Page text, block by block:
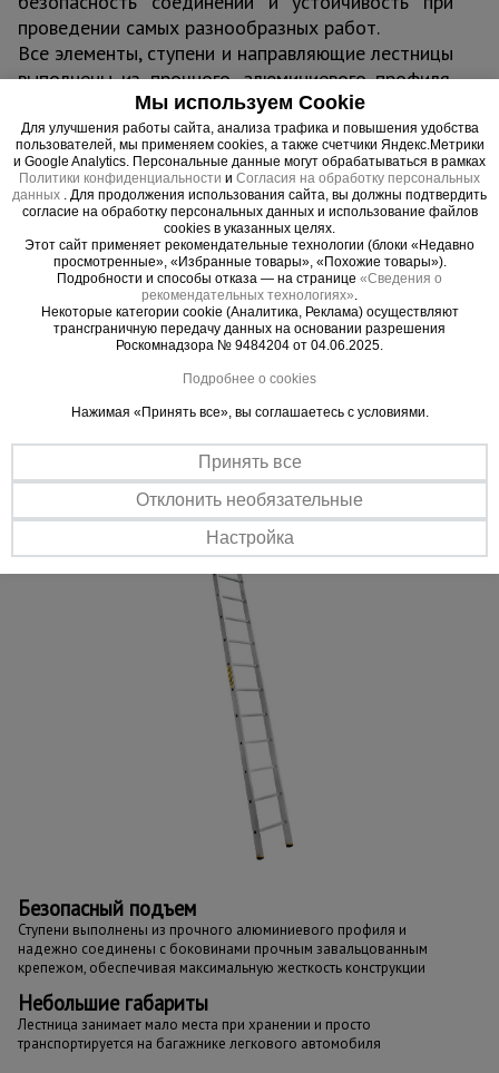
проведении самых разнообразных работ.
Все элементы, ступени и направляющие лестницы
выполнены из прочного, алюминиевого профиля.
Ступени соединены с боковыми элементами
прочным, завальцованным крепежом, имеют
увеличенную ширину профиля и выдерживают вес
до 150 кг.
Важные преимущества –
эффективная работа
Качество материалов
Лестница изготовлена из легкого алюминиевого сплава высокой
прочности
Устойчивость в любой ситуации
В конструкции предусмотрены специальные наконечники,
исключающие смещение и скольжение
Безопасный подъем
Ступени выполнены из прочного алюминиевого профиля и
надежно соединены с боковинами прочным завальцованным
крепежом, обеспечивая максимальную жесткость конструкции
Небольшие габариты
Лестница занимает мало места при хранении и просто
транспортируется на багажнике легкового автомобиля
Мы используем Cookie
Для улучшения работы сайта, анализа трафика и повышения удобства
пользователей, мы применяем cookies, а также счетчики Яндекс.Метрики
и Google Analytics. Персональные данные могут обрабатываться в рамках
Политики конфиденциальности и Согласия на обработку персональных
данных . Для продолжения использования сайта, вы должны подтвердить
согласие на обработку персональных данных и использование файлов
cookies в указанных целях.
Этот сайт применяет рекомендательные технологии (блоки «Недавно
просмотренные», «Избранные товары», «Похожие товары»).
Подробности и способы отказа — на странице «Сведения о
рекомендательных технологиях».
Некоторые категории cookie (Аналитика, Реклама) осуществляют
трансграничную передачу данных на основании разрешения
Роскомнадзора № 9484204 от 04.06.2025.
Подробнее о cookies
Нажимая «Принять все», вы соглашаетесь с условиями.
Принять все
Отклонить необязательные
Настройка